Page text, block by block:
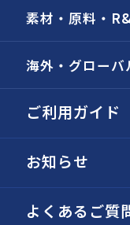
素材・原料・
海外・グローバ
ご利用ガイド
お知らせ
よくあるご質